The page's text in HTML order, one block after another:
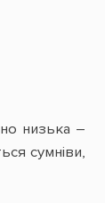
низька –
сумніви,